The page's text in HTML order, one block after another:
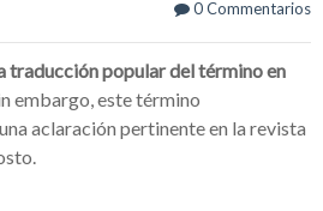
0 Commentarios
traducción popular del término en
embargo, este término
aclaración pertinente en la revista